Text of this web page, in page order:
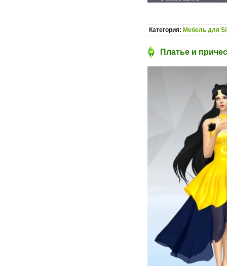
Категория: Мебель для
Платье и